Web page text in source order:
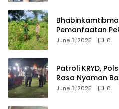
Pemanfaatan
Ketahanan
June 3, 2025 0
Patroli KRYD,
Rasa Nyaman
Antisipasi Aksi
June 3, 2025 0